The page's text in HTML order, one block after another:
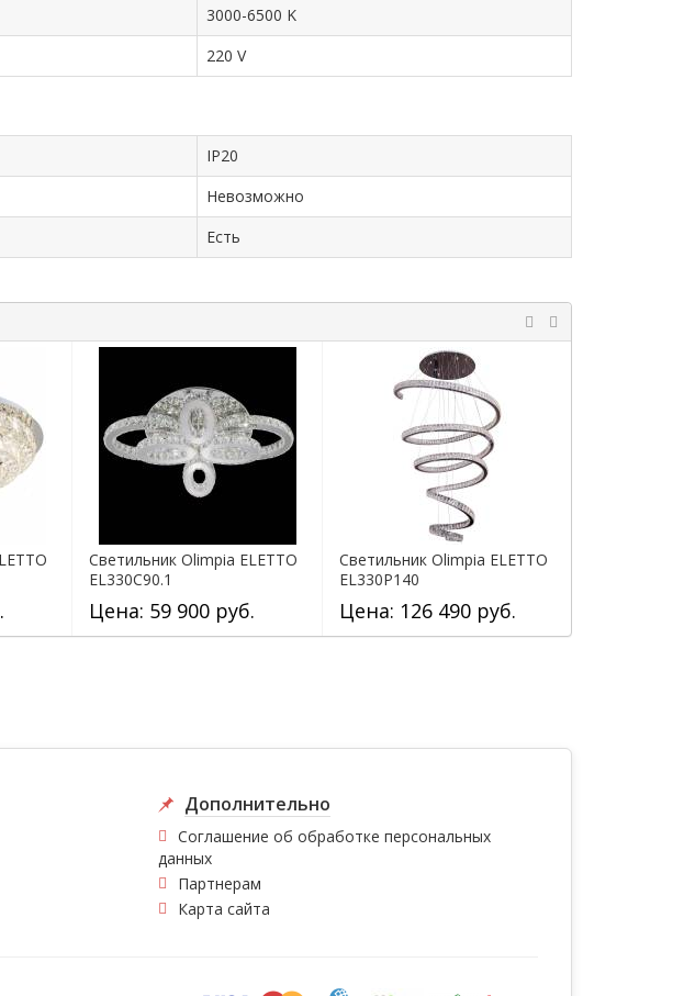
3000-6500 K
220 V
IP20
Невозможно
Есть
Светильник Olimpia ELETTO
EL330C90.1
Цена: 59 900 руб.
Светильник Olimpia ELETTO
EL330P140
Цена: 126 490 руб.
Дополнительно
Соглашение об обработке персональных
данных
Партнерам
Карта сайта